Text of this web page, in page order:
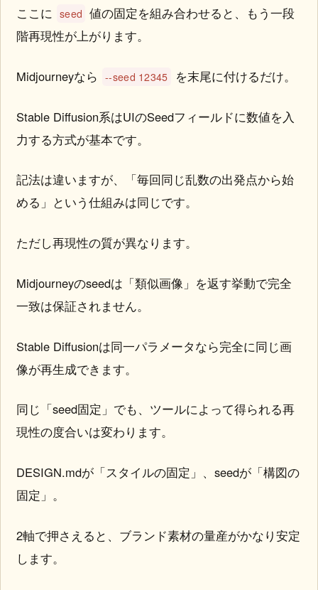
ここに seed 値の固定を組み合わせると、もう一段
階再現性が上がります。
Midjourneyなら --seed 12345 を末尾に付けるだけ。
Stable Diffusion系はUIのSeedフィールドに数値を入
力する方式が基本です。
記法は違いますが、「毎回同じ乱数の出発点から始
める」という仕組みは同じです。
ただし再現性の質が異なります。
Midjourneyのseedは「類似画像」を返す挙動で完全
一致は保証されません。
Stable Diffusionは同一パラメータなら完全に同じ画
像が再生成できます。
同じ「seed固定」でも、ツールによって得られる再
現性の度合いは変わります。
DESIGN.mdが「スタイルの固定」、seedが「構図の
固定」。
2軸で押さえると、ブランド素材の量産がかなり安定
します。